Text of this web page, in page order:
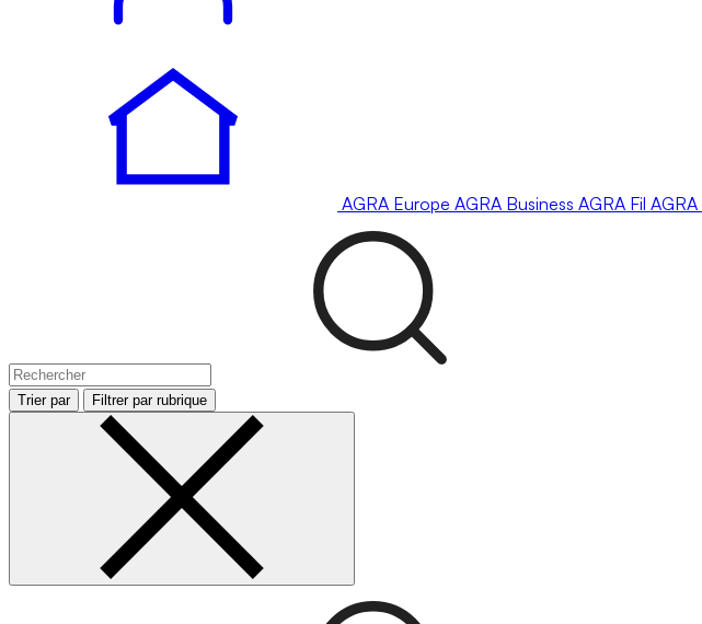
AGRA Europe AGRA Business AGRA Fil AGRA
Trier par Filtrer par rubrique